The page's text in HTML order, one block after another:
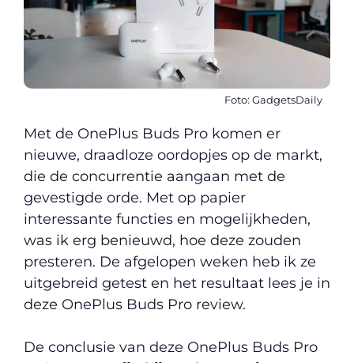
Foto: GadgetsDaily
Met de OnePlus Buds Pro komen er
nieuwe, draadloze oordopjes op de markt,
die de concurrentie aangaan met de
gevestigde orde. Met op papier
interessante functies en mogelijkheden,
was ik erg benieuwd, hoe deze zouden
presteren. De afgelopen weken heb ik ze
uitgebreid getest en het resultaat lees je in
deze OnePlus Buds Pro review.
De conclusie van deze OnePlus Buds Pro